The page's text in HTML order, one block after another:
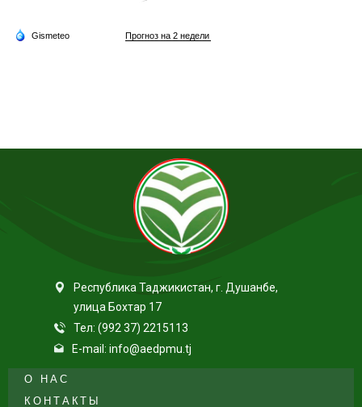
Республика Таджикистан, г. Душанбе,
улица Бохтар 17
Тел: (992 37) 2215113
E-mail: info@aedpmu.tj
О НАС
КОНТАКТЫ